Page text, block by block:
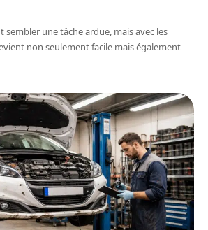
sembler une tâche ardue, mais avec les
non seulement facile mais également